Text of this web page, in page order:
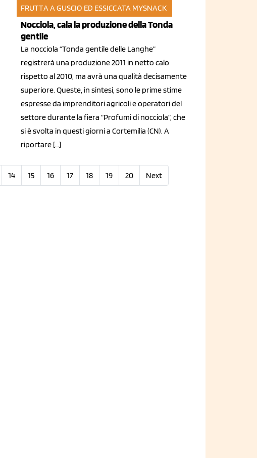
FRUTTA A GUSCIO ED ESSICCATA MYSNACK
04 set 2011
Nocciola, cala la produzione della Tonda
gentile
La nocciola “Tonda gentile delle Langhe”
registrerà una produzione 2011 in netto calo
rispetto al 2010, ma avrà una qualità decisamente
superiore. Queste, in sintesi, sono le prime stime
espresse da imprenditori agricoli e operatori del
settore durante la fiera “Profumi di nocciola”, che
si è svolta in questi giorni a Cortemilia (CN). A
riportare […]
14 15 16 17 18 19 20 Next